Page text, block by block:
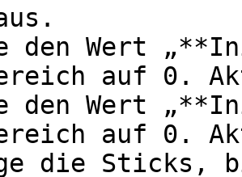
den Wert
auf 0.
den Wert
auf 0.
die Sticks,